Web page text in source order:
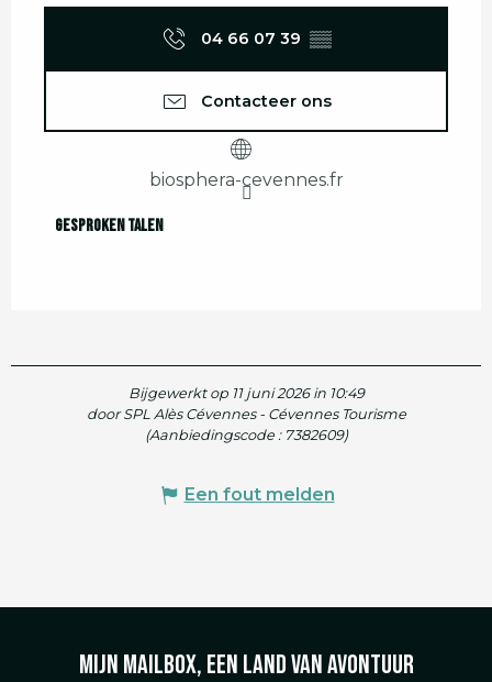
04 66 07 39 ▒▒
Contacteer ons
biosphera-cevennes.fr
Gesproken talen
Gesproken talen
Bijgewerkt op 11 juni 2026 in 10:49
door SPL Alès Cévennes - Cévennes Tourisme
(Aanbiedingscode : 7382609)
Een fout melden
Mijn mailbox, een land van avontuur